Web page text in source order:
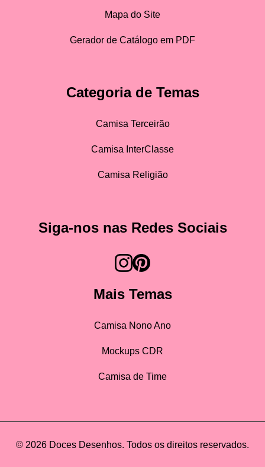
Mapa do Site
Gerador de Catálogo em PDF
Categoria de Temas
Camisa Terceirão
Camisa InterClasse
Camisa Religião
Siga-nos nas Redes Sociais
Mais Temas
Camisa Nono Ano
Mockups CDR
Camisa de Time
© 2026 Doces Desenhos. Todos os direitos reservados.